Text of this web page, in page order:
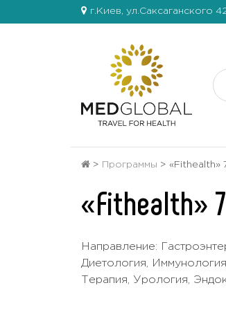
г.Киев, ул.Саксаганского
> Программы > «Fithealth»
«Fithealth»
Направление:
Диетология,
Терапия, Урология,